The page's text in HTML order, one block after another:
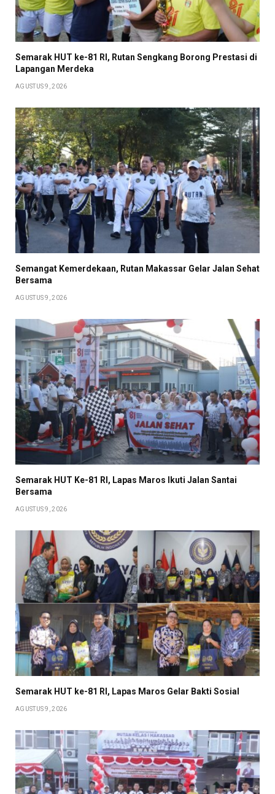
Semarak HUT ke-81 RI, Rutan Sengkang Borong Prestasi di
Lapangan Merdeka
AGUSTUS 9, 2026
Semangat Kemerdekaan, Rutan Makassar Gelar Jalan Sehat
Bersama
AGUSTUS 9, 2026
Semarak HUT Ke-81 RI, Lapas Maros Ikuti Jalan Santai
Bersama
AGUSTUS 9, 2026
Semarak HUT ke-81 RI, Lapas Maros Gelar Bakti Sosial
AGUSTUS 9, 2026